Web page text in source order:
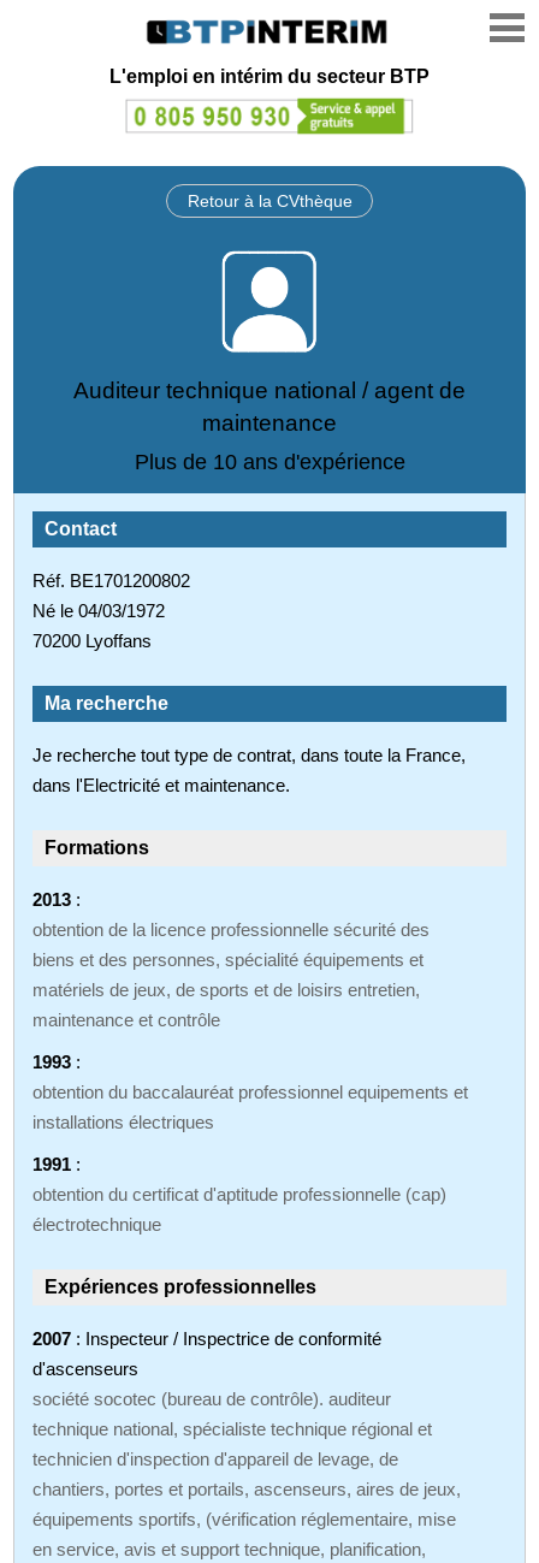
L'emploi en intérim du secteur BTP
Retour à la CVthèque
Auditeur technique national / agent de
maintenance
Plus de 10 ans d'expérience
Contact
Réf. BE1701200802
Né le 04/03/1972
70200 Lyoffans
Ma recherche
Je recherche tout type de contrat, dans toute la France,
dans l'Electricité et maintenance.
Formations
2013 :
obtention de la licence professionnelle sécurité des
biens et des personnes, spécialité équipements et
matériels de jeux, de sports et de loisirs entretien,
maintenance et contrôle
1993 :
obtention du baccalauréat professionnel equipements et
installations électriques
1991 :
obtention du certificat d'aptitude professionnelle (cap)
électrotechnique
Expériences professionnelles
2007 : Inspecteur / Inspectrice de conformité
d'ascenseurs
société socotec (bureau de contrôle). auditeur
technique national, spécialiste technique régional et
technicien d'inspection d'appareil de levage, de
chantiers, portes et portails, ascenseurs, aires de jeux,
équipements sportifs, (vérification réglementaire, mise
en service, avis et support technique, planification,